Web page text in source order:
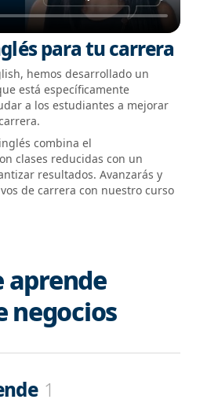
para tu carrera
hemos desarrollado un
está específicamente
a los estudiantes a mejorar
combina el
clases reducidas con un
resultados. Avanzarás y
de carrera con nuestro curso
aprende
negocios
1